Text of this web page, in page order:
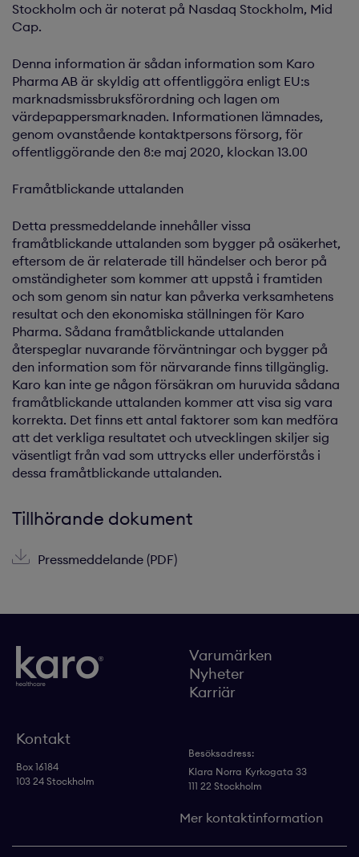
Stockholm och är noterat på Nasdaq Stockholm, Mid
Cap.
Denna information är sådan information som Karo
Pharma AB är skyldig att offentliggöra enligt EU:s
marknadsmissbruksförordning och lagen om
värdepappersmarknaden. Informationen lämnades,
genom ovanstående kontaktpersons försorg, för
offentliggörande den 8:e maj 2020, klockan 13.00
Framåtblickande uttalanden
Detta pressmeddelande innehåller vissa
framåtblickande uttalanden som bygger på osäkerhet,
eftersom de är relaterade till händelser och beror på
omständigheter som kommer att uppstå i framtiden
och som genom sin natur kan påverka verksamhetens
resultat och den ekonomiska ställningen för Karo
Pharma. Sådana framåtblickande uttalanden
återspeglar nuvarande förväntningar och bygger på
den information som för närvarande finns tillgänglig.
Karo kan inte ge någon försäkran om huruvida sådana
framåtblickande uttalanden kommer att visa sig vara
korrekta. Det finns ett antal faktorer som kan medföra
att det verkliga resultatet och utvecklingen skiljer sig
väsentligt från vad som uttrycks eller underförstås i
dessa framåtblickande uttalanden.
Tillhörande dokument
Pressmeddelande (PDF)
Varumärken
Nyheter
Karriär
Kontakt
Box 16184
103 24 Stockholm
Besöksadress:
Klara Norra Kyrkogata 33
111 22 Stockholm
Mer kontaktinformation